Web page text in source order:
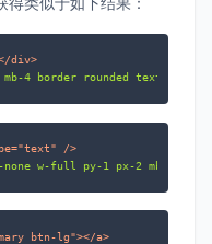
div>
4 border rounded text-
/>
none w-full py-1 px-2 mb-1
btn-lg"></a>